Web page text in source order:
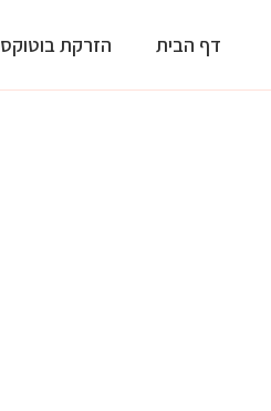
דף הבית הזרקת בוטוקס